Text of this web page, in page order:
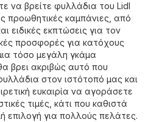
να βρείτε φυλλάδια του Lidl
προωθητικές καμπάνιες, από
ειδικές εκπτώσεις για τον
προσφορές για κατόχους
τόσο μεγάλη γκάμα
βρει ακριβώς αυτό που
στον ιστότοπό μας και
ευκαιρία να αγοράσετε
τιμές, κάτι που καθιστά
επιλογή για πολλούς πελάτες.